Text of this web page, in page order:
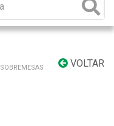
VOLTAR
SOBREMESAS